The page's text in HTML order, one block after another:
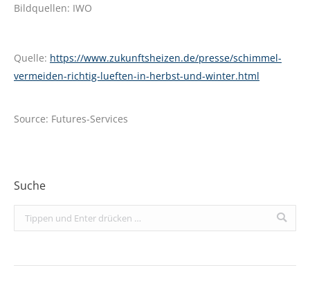
Bildquellen: IWO
Quelle: https://www.zukunftsheizen.de/presse/schimmel-
vermeiden-richtig-lueften-in-herbst-und-winter.html
Source: Futures-Services
Suche
Search: